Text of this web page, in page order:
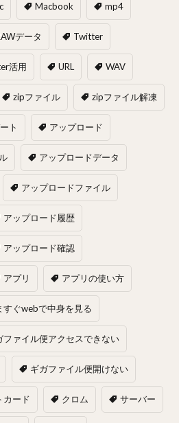
Macbook mp4
データ Twitter
活用 URL WAV
zipファイル zipファイル解凍
ト アップロード
アップロードデータ
アップロードファイル
アップロード履歴
アップロード確認
アプリ アプリの使い方
すぐwebで中身を見る
ファイル便アクセスできない
ギガファイル便開けない
カード クロム サーバー